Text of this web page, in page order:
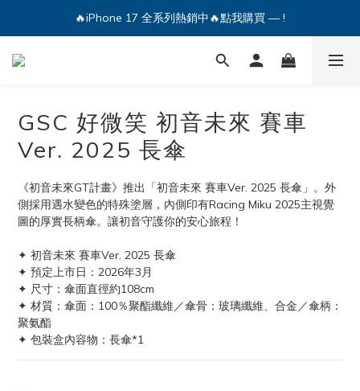
🔥iPhone 17 全系列熱銷中🔥點我購買 — !
🔥iPhone 17 全系列熱銷中🔥點我購買 — !
💕加入Q哥 Line 新好友領優惠券！🎫
GSC 好微笑 初音未來 賽車
Ver. 2025 長傘
《初音未來GT計畫》推出「初音未來 賽車Ver. 2025 長傘」。外
側採用遇水變色的特殊塗層，內側印有Racing Miku 2025主視覺
圖的厚實長柄傘。讓初音守護你的安心旅程！
✦ 初音未來 賽車Ver. 2025 長傘
✦ 預定上市日：2026年3月
✦ 尺寸：傘面直徑約108cm
✦ 材質：傘面：100％聚酯纖維／傘骨：玻璃纖維、合金／傘柄：
聚氨酯
✦ 包裝盒內容物：長傘*1